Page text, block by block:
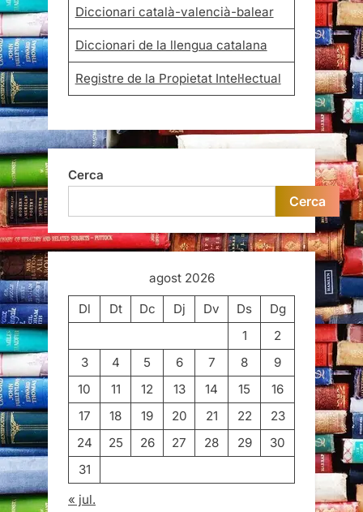
Diccionari català-valencià-balear
Diccionari de la llengua catalana
Registre de la Propietat Intel·lectual
Cerca
Cerca
agost 2026
Dl
Dt Dc Dj Dv Ds
Dg
1
2
3
4 5 6 7 8
9
10
11 12 13 14 15
16
17
18 19 20 21 22
23
24
25 26 27 28 29
30
31
« jul.